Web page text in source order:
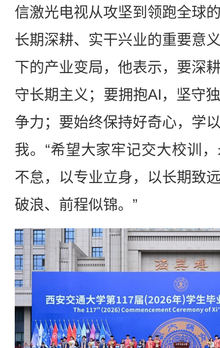
信激光电视从攻坚到领跑全球
长期深耕、实干兴业的重要意
下的产业变局，他表示，要深
守长期主义；要拥抱AI，坚守
争力；要始终保持好奇心，学
我。“希望大家牢记交大校训
不怠，以专业立身，以长期致
破浪、前程似锦。”